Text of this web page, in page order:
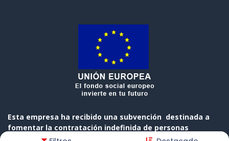
Esta empresa ha recibido una subvención destinada a
fomentar la contratación indefinida de personas
desempleadas, cofinanciada al 50 % por el Gobierno de